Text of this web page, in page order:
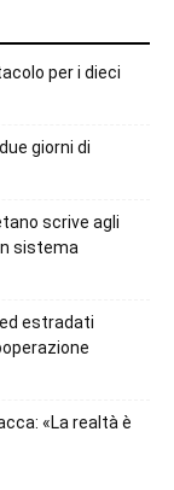
per i dieci
giorni di
scrive agli
sistema
estradati
«La realtà è